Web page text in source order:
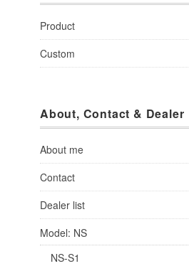
Product
Custom
About, Contact & Dealer
About me
Contact
Dealer list
Model: NS
NS-S1